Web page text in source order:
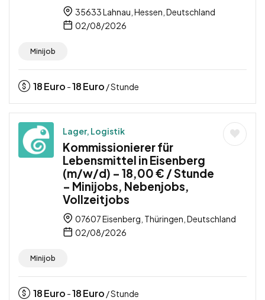
35633 Lahnau, Hessen, Deutschland
02/08/2026
Minijob
18Euro -18Euro / Stunde
Lager, Logistik
Kommissionierer für
Lebensmittel in Eisenberg
(m/w/d) – 18,00 € / Stunde
– Minijobs, Nebenjobs,
Vollzeitjobs
07607 Eisenberg, Thüringen, Deutschland
02/08/2026
Minijob
18Euro -18Euro / Stunde